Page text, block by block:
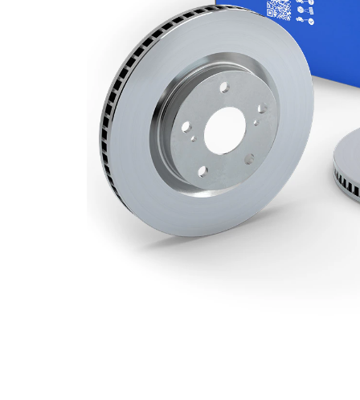
tloušťka
24 mm
počet děr
Vnější
průměr
255 mm
Počet děr
4
Centrovací
průměr
55,1 mm
Kruhový
vyvrt Ø 2
100 mm
povrch
nátěr